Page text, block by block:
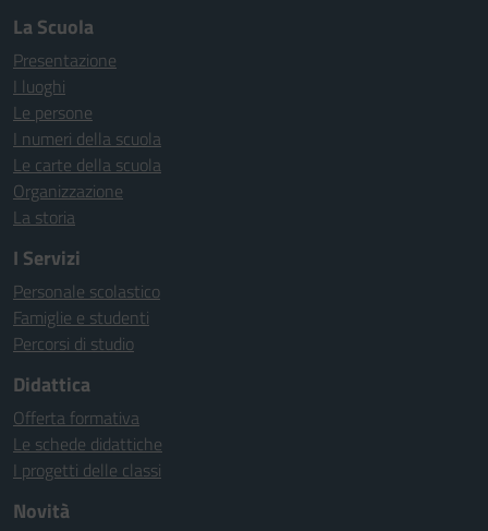
La Scuola
Presentazione
I luoghi
Le persone
I numeri della scuola
Le carte della scuola
Organizzazione
La storia
I Servizi
Personale scolastico
Famiglie e studenti
Percorsi di studio
Didattica
Offerta formativa
Le schede didattiche
I progetti delle classi
Novità